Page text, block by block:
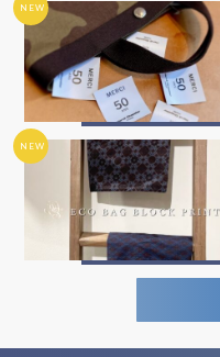
NEW
NEW